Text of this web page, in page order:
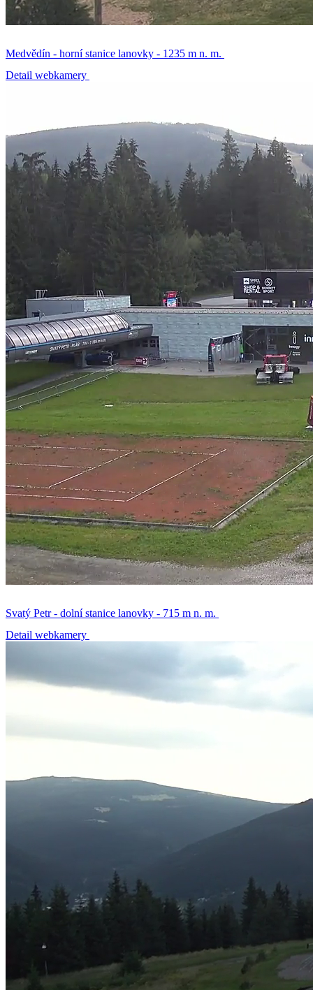
Medvědín - horní stanice lanovky - 1235 m n. m.
Detail webkamery
Svatý Petr - dolní stanice lanovky - 715 m n. m.
Detail webkamery